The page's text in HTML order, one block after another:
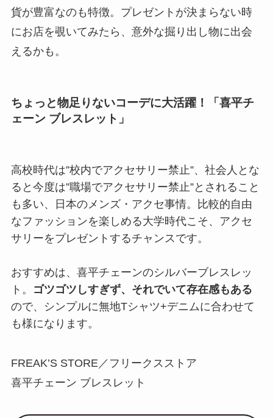
貨が豊富なのも特徴。プレゼントが決まらない時
にお店を覗いてみたら、意外な掘り出し物に出会
えるかも。
ちょっと物足りないコーデに大活躍！「喜平チ
ェーン ブレスレット」
高校時代は”校内でアクセサリー禁止”、社会人とな
ると今度は”職場でアクセサリー禁止”とされること
も多い、日本のメンズ・アクセ事情。比較的自由
なファッションを楽しめる大学時代こそ、アクセ
サリーをプレゼントするチャンスです。
おすすめは、喜平チェーンのシルバーブレスレッ
ト。
ゴツゴツしすぎず、それでいて存在感もある
ので、シンプルに無地Tシャツ+デニムに合わせて
も様になります。
FREAK’S STORE／フリークスストア
喜平チェーン ブレスレット